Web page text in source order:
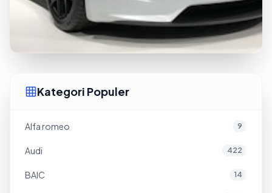
Kategori Populer
Alfa romeo 9
Audi 422
BAIC 14